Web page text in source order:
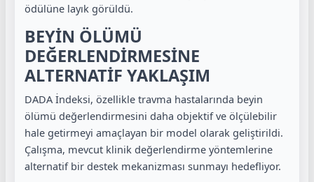
ödülüne layık görüldü.
BEYİN ÖLÜMÜ
DEĞERLENDİRMESİNE
ALTERNATİF YAKLAŞIM
DADA İndeksi, özellikle travma hastalarında beyin
ölümü değerlendirmesini daha objektif ve ölçülebilir
hale getirmeyi amaçlayan bir model olarak geliştirildi.
Çalışma, mevcut klinik değerlendirme yöntemlerine
alternatif bir destek mekanizması sunmayı hedefliyor.